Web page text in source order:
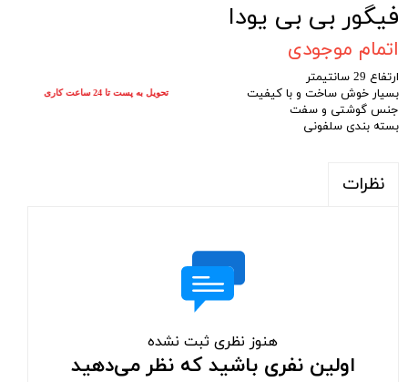
فیگور بی بی یودا
اتمام موجودی
ارتفاع 29 سانتیمتر
بسیار خوش ساخت و با کیفیت
جنس گوشتی و سفت
بسته بندی سلفونی
نظرات
هنوز نظری ثبت نشده
اولین نفری باشید که نظر می‌دهید
تحویل به پست تا 24 ساعت کاری